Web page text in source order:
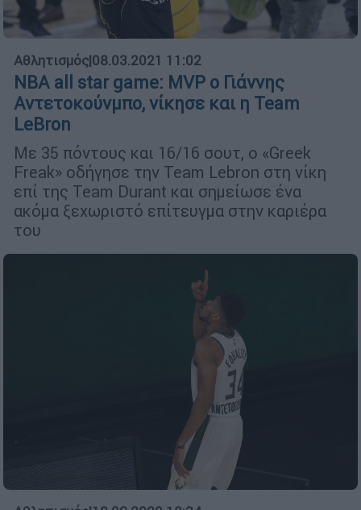
Αθλητισμός|08.03.2021 11:02
ΝΒΑ all star game: MVP ο Γιάννης
Αντετοκούνμπο, νίκησε και η Team
LeBron
Με 35 πόντους και 16/16 σουτ, ο «Greek
Freak» οδήγησε την Team Lebron στη νίκη
επί της Team Durant και σημείωσε ένα
ακόμα ξεχωριστό επίτευγμα στην καριέρα
του